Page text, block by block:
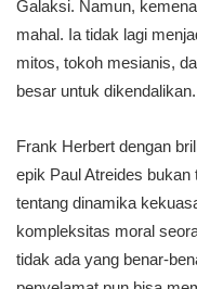
Galaksi. Namun,
mahal. Ia tidak lagi
mitos, tokoh mesianis,
besar untuk dikendalikan.
Frank Herbert dengan
epik Paul Atreides
tentang dinamika
kompleksitas moral
tidak ada yang benar-